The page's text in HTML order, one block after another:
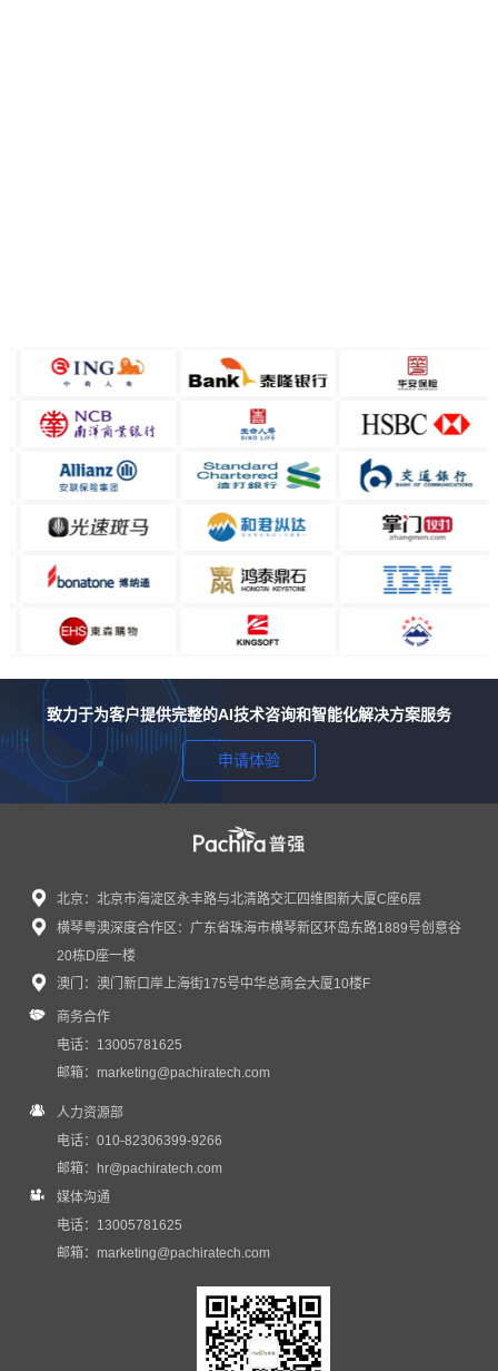
致力于为客户提供完整的AI技术咨询和智能化解决方案服务
申请体验
北京：北京市海淀区永丰路与北清路交汇四维图新大厦C座6层
横琴粤澳深度合作区：广东省珠海市横琴新区环岛东路1889号创意谷
20栋D座一楼
澳门：澳门新口岸上海街175号中华总商会大厦10楼F
商务合作
电话：13005781625
邮箱：marketing@pachiratech.com
人力资源部
电话：010-82306399-9266
邮箱： hr@pachiratech.com
媒体沟通
电话：13005781625
邮箱：marketing@pachiratech.com